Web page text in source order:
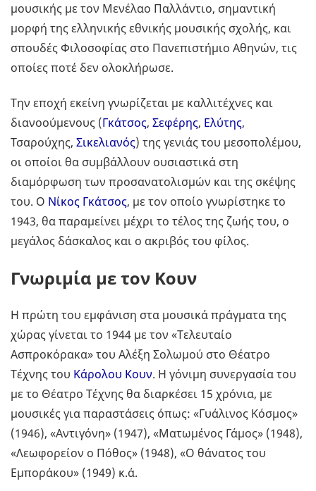
μουσικής με τον Μενέλαο Παλλάντιο, σημαντική
μορφή της ελληνικής εθνικής μουσικής σχολής, και
σπουδές Φιλοσοφίας στο Πανεπιστήμιο Αθηνών, τις
οποίες ποτέ δεν ολοκλήρωσε.
Την εποχή εκείνη γνωρίζεται με καλλιτέχνες και
διανοούμενους (Γκάτσος, Σεφέρης, Ελύτης,
Τσαρούχης, Σικελιανός) της γενιάς του μεσοπολέμου,
οι οποίοι θα συμβάλλουν ουσιαστικά στη
διαμόρφωση των προσανατολισμών και της σκέψης
του. Ο Νίκος Γκάτσος, με τον οποίο γνωρίστηκε το
1943, θα παραμείνει μέχρι το τέλος της ζωής του, ο
μεγάλος δάσκαλος και ο ακριβός του φίλος.
Γνωριμία με τον Κουν
Η πρώτη του εμφάνιση στα μουσικά πράγματα της
χώρας γίνεται το 1944 με τον «Τελευταίο
Ασπροκόρακα» του Αλέξη Σολωμού στο Θέατρο
Τέχνης του Κάρολου Κουν. Η γόνιμη συνεργασία του
με το Θέατρο Τέχνης θα διαρκέσει 15 χρόνια, με
μουσικές για παραστάσεις όπως: «Γυάλινος Κόσμος»
(1946), «Αντιγόνη» (1947), «Ματωμένος Γάμος» (1948),
«Λεωφορείον ο Πόθος» (1948), «Ο θάνατος του
Εμποράκου» (1949) κ.ά.